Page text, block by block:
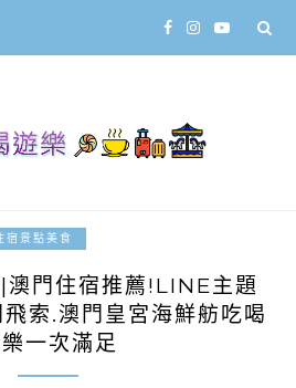
宿景點美食
澳門住宿推薦!LINE主題
索.澳門皇宮海鮮舫吃喝
一次滿足